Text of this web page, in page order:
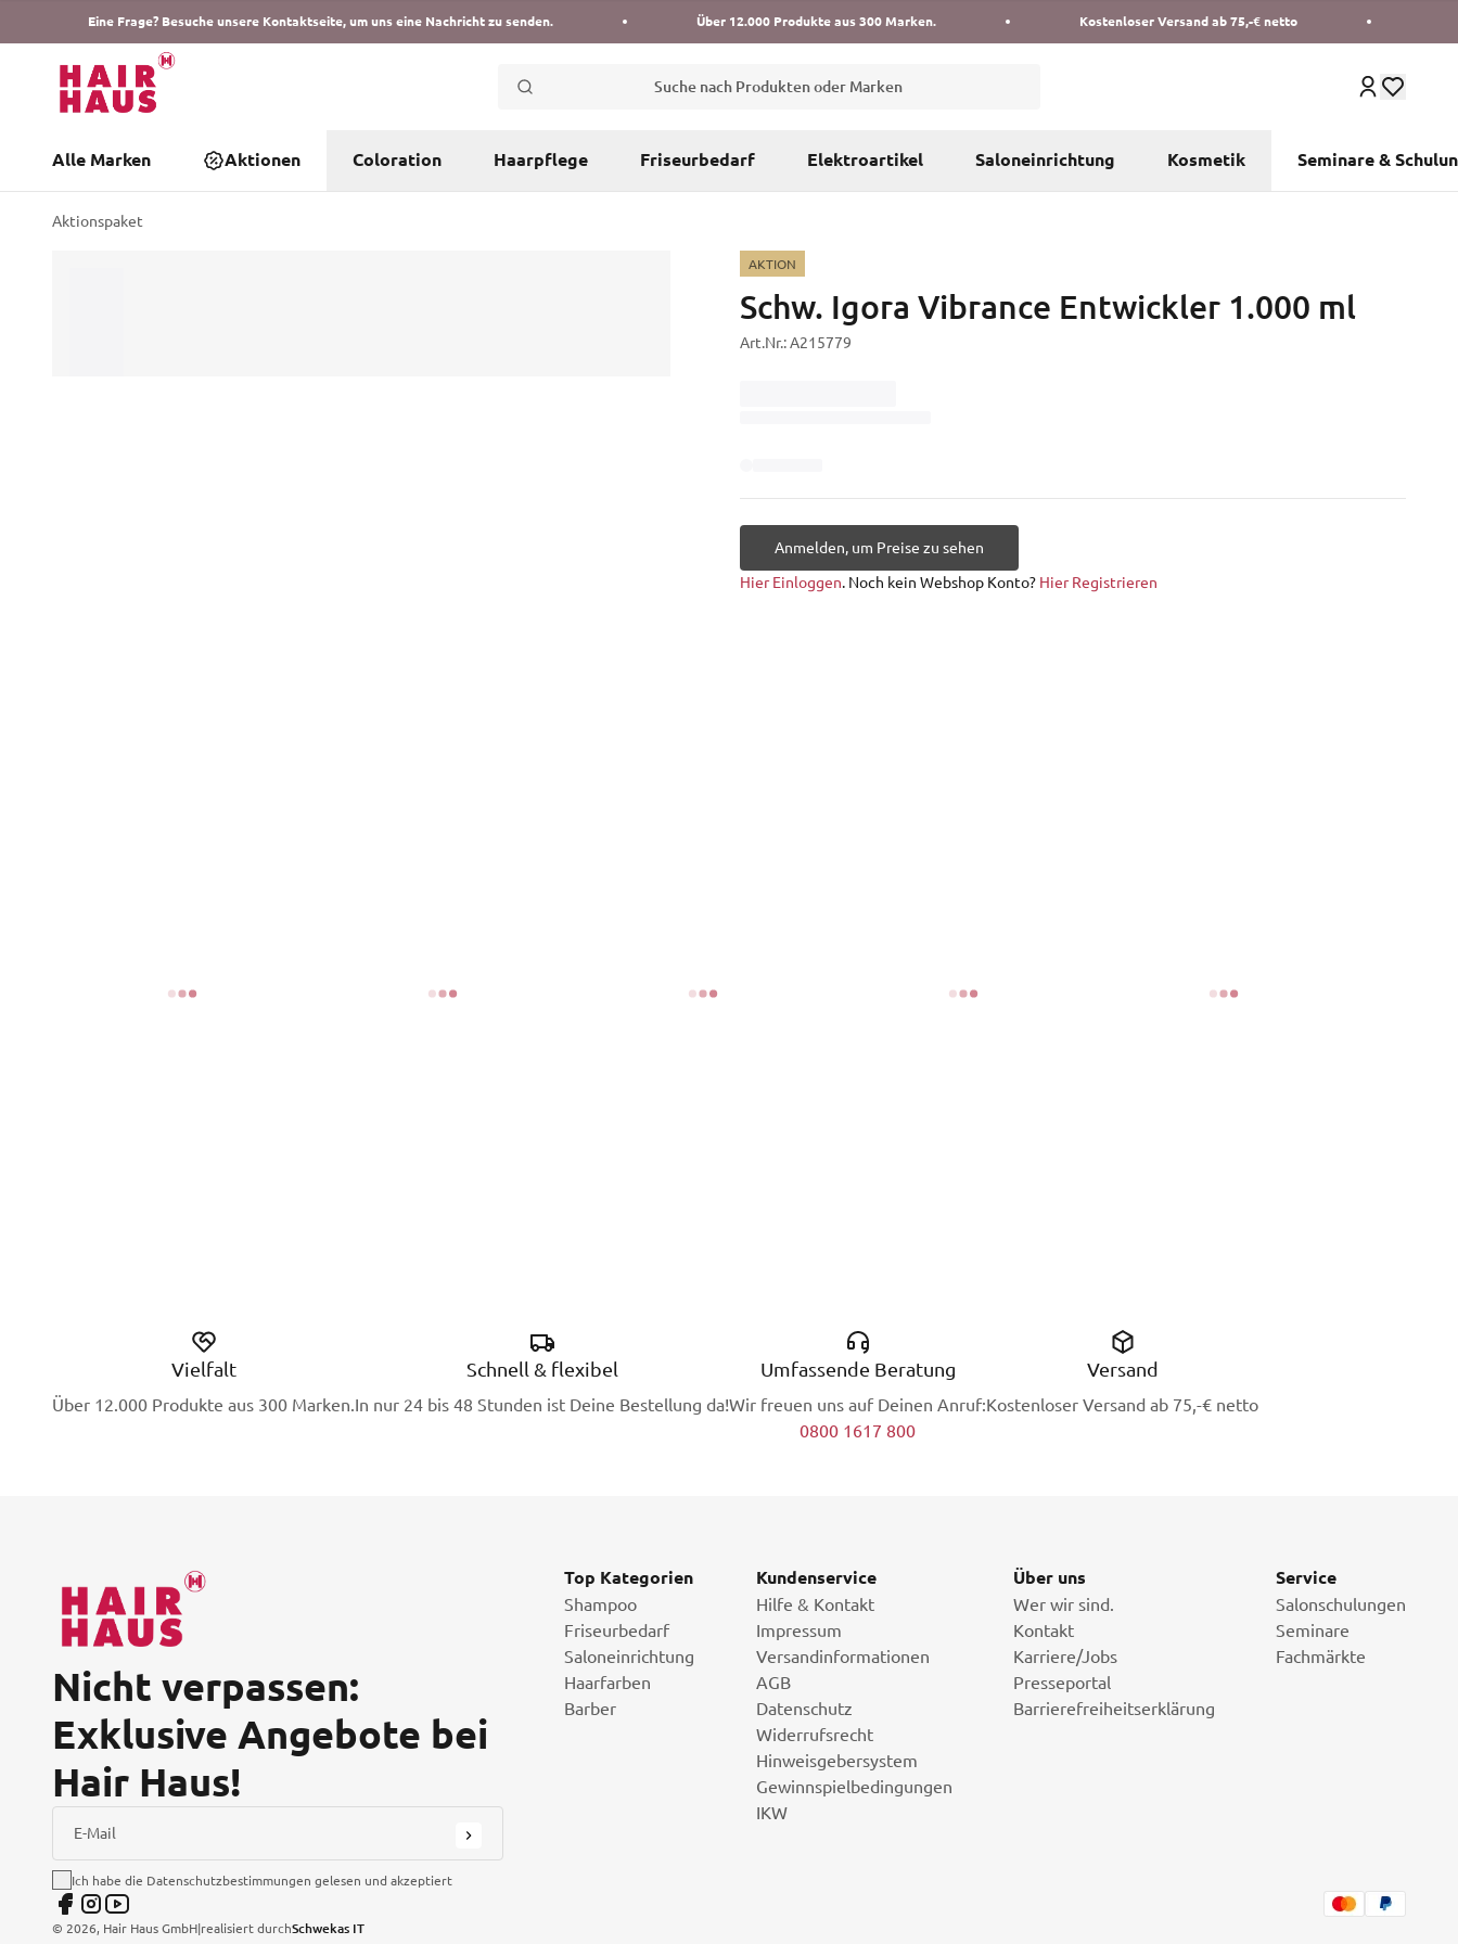
Eine Frage? Besuche unsere Kontaktseite, um uns eine Nachricht zu senden. Über 12.000 Produkte aus 300 Marken. Kostenloser Versand ab 75,-€ netto
Suche nach Produkten oder Marken
Alle Marken Aktionen Coloration Haarpflege Friseurbedarf Elektroartikel Saloneinrichtung Kosmetik Seminare &
Aktionspaket
AKTION
Schw. Igora Vibrance Entwickler 1.000 ml
Art.Nr.:A215779
Anmelden, um Preise zu sehen
Hier Einloggen. Noch kein Webshop Konto? Hier Registrieren
Vielfalt
Über 12.000 Produkte aus 300 Marken.
Schnell & flexibel
In nur 24 bis 48 Stunden ist Deine Bestellung da!
Umfassende Beratung
Wir freuen uns auf Deinen Anruf:
0800 1617 800
Versand
Kostenloser Versand ab 75,-€ netto
Nicht verpassen:
Exklusive Angebote bei
Hair Haus!
E-Mail
Ich habe die Datenschutzbestimmungen gelesen und akzeptiert
Top Kategorien
Shampoo
Friseurbedarf
Saloneinrichtung
Haarfarben
Barber
Kundenservice
Hilfe & Kontakt
Impressum
Versandinformationen
AGB
Datenschutz
Widerrufsrecht
Hinweisgebersystem
Gewinnspielbedingungen
IKW
Über uns
Wer wir sind.
Kontakt
Karriere/Jobs
Presseportal
Barrierefreiheitserklärung
Service
Salonschulungen
Seminare
Fachmärkte
© 2026, Hair Haus GmbH|realisiert durchSchwekas IT